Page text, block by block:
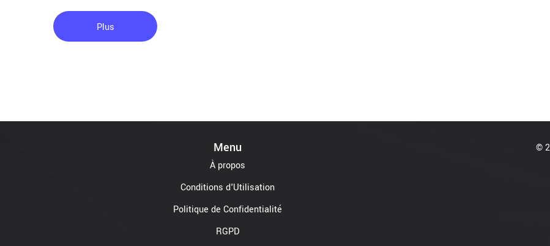
Plus
Menu
À propos
Conditions d'Utilisation
Politique de Confidentialité
RGPD
©